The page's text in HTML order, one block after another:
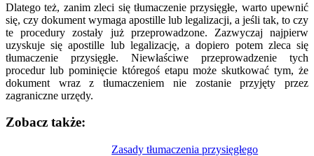
Dlatego też, zanim zleci się tłumaczenie przysięgłe, warto upewnić
się, czy dokument wymaga apostille lub legalizacji, a jeśli tak, to czy
te procedury zostały już przeprowadzone. Zazwyczaj najpierw
uzyskuje się apostille lub legalizację, a dopiero potem zleca się
tłumaczenie przysięgłe. Niewłaściwe przeprowadzenie tych
procedur lub pominięcie któregoś etapu może skutkować tym, że
dokument wraz z tłumaczeniem nie zostanie przyjęty przez
zagraniczne urzędy.
Zobacz także:
Zasady tłumaczenia przysięgłego